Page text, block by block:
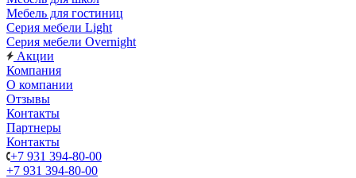
Мебель для гостиниц
Серия мебели Light
Серия мебели Overnight
Акции
Компания
О компании
Отзывы
Контакты
Партнеры
Контакты
+7 931 394-80-00
+7 931 394-80-00